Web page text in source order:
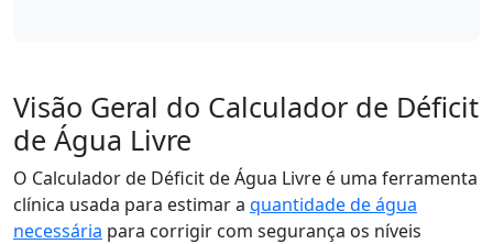
Visão Geral do Calculador de Déficit
de Água Livre
O Calculador de Déficit de Água Livre é uma ferramenta
clínica usada para estimar a quantidade de água
necessária para corrigir com segurança os níveis